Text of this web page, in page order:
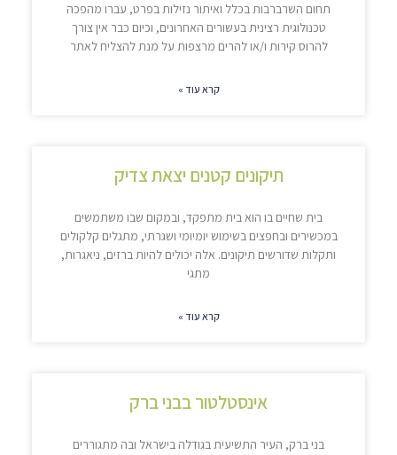
תחום השרברבות בכלל ואיתור נזילות בפרט, עברו מהפכה
טכנולוגית רצינית בעשורים האחרונים, וכיום כבר אין צורך
להרוס קירות ו/או להרים מרצפות על מנת להצליח לאתר
קרא עוד »
תיקונים קטנים יצאת צדיק
בית שחיים בו הוא בית מתפקד, ובמקום שבו משתמשים
במכשירים ובחפצים בשימוש יומיומי ושגרתי, מתגלים קלקולים
ותקלות שדורשים תיקונים. אלה יכולים להיות ברזים, ניאגרות,
מתגי
קרא עוד »
אינסטלטור בבני ברק
בני ברק, העיר התשיעית בגודלה בישראל ובה מתגוררים